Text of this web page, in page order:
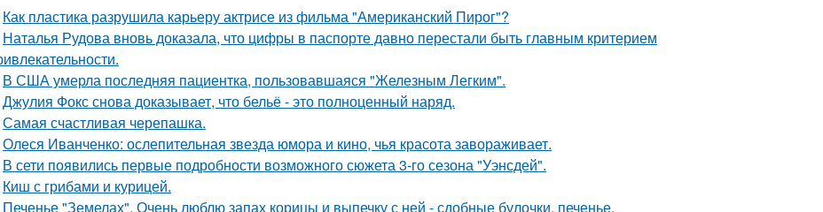
Как пластика разрушила карьеру актрисе из фильма "Американский Пирог"?
Наталья Рудова вновь доказала, что цифры в паспорте давно перестали быть главным критерием
В США умерла последняя пациентка, пользовавшаяся "Железным Легким".
Джулия Фокс снова доказывает, что бельё - это полноценный наряд.
Самая счастливая черепашка.
Олеся Иванченко: ослепительная звезда юмора и кино, чья красота завораживает.
В сети появились первые подробности возможного сюжета 3-го сезона "Уэнсдей".
Киш с грибами и курицей.
Печенье "Земелах". Очень люблю запах корицы и выпечку с ней - сдобные булочки, печенье.